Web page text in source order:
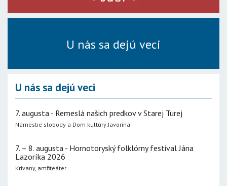
U nás sa dejú veci
U nás sa dejú veci
7. augusta - Remeslá našich predkov v Starej Turej
Námestie slobody a Dom kultúry Javorina
7. – 8. augusta - Hornotoryský folklórny festival Jána
Lazoríka 2026
Krivany, amfiteáter